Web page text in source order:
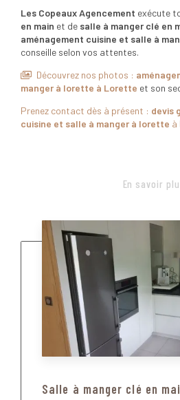
Les Copeaux Agencement exécute
en main et de salle à manger clé en
aménagement cuisine et salle à
conseille selon vos attentes.
Découvrez nos photos :
manger à lorette à Lorette et son
Prenez contact dès à présent : devis
cuisine et salle à manger à lorette à
En savoir
Salle à manger clé en